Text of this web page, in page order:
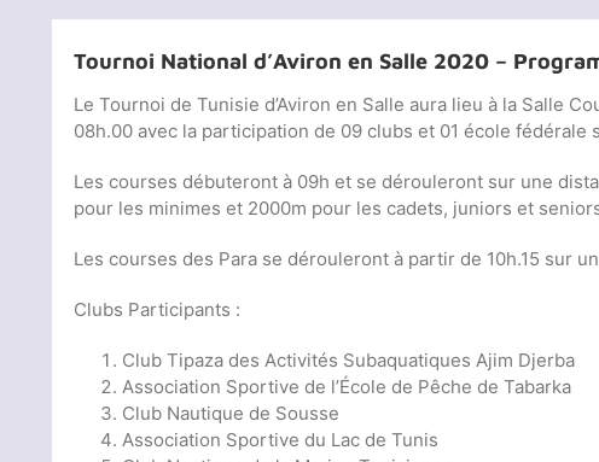
Tournoi National d’Aviron en Salle 2020 –
Le Tournoi de Tunisie d’Aviron en Salle aura lieu à la Salle
08h.00 avec la participation de 09 clubs et 01 école fédérale
Les courses débuteront à 09h et se dérouleront sur une
pour les minimes et 2000m pour les cadets, juniors et
Les courses des Para se dérouleront à partir de 10h.15 sur
Clubs Participants :
Club Tipaza des Activités Subaquatiques Ajim Djerba
Association Sportive de l’École de Pêche de Tabarka
Club Nautique de Sousse
Association Sportive du Lac de Tunis